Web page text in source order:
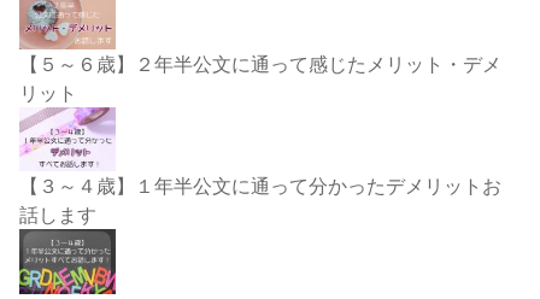
【５～６歳】２年半公文に通って感じたメリット・デメ
リット
【３～４歳】１年半公文に通って分かったデメリットお
話します